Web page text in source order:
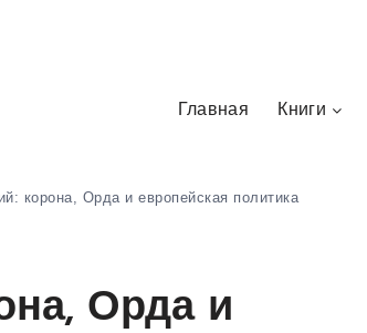
Главная Книги
корона, Орда и европейская политика
Орда и